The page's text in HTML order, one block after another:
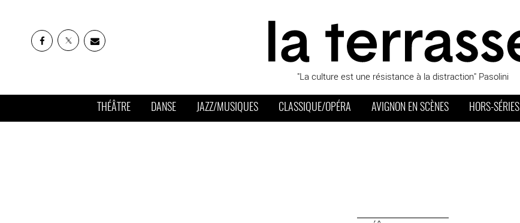
"La culture est une résistance à la distraction" Pasolini
THÉÂTRE DANSE JAZZ/MUSIQUES CLASSIQUE/OPÉRA AVIGNON EN SCÈNES HORS-SÉRIES